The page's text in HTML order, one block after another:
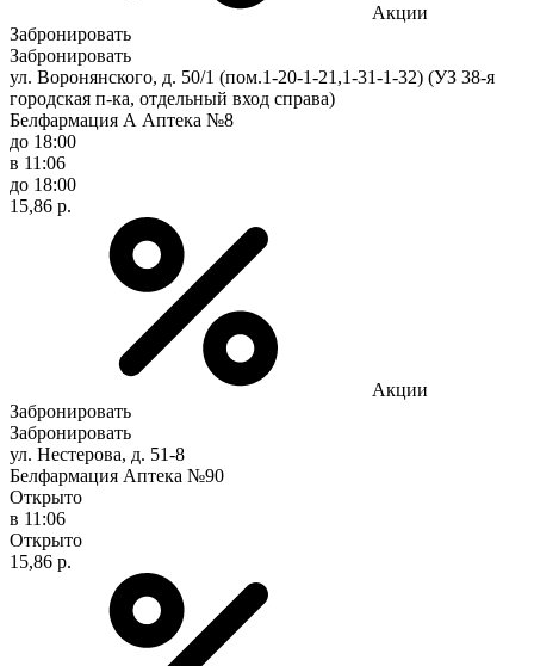
Акции
Забронировать
Забронировать
ул. Воронянского, д. 50/1 (пом.1-20-1-21,1-31-1-32) (УЗ 38-я
городская п-ка, отдельный вход справа)
Белфармация А Аптека №8
до 18:00
в 11:06
до 18:00
15,86 р.
Акции
Забронировать
Забронировать
ул. Нестерова, д. 51-8
Белфармация Аптека №90
Открыто
в 11:06
Открыто
15,86 р.